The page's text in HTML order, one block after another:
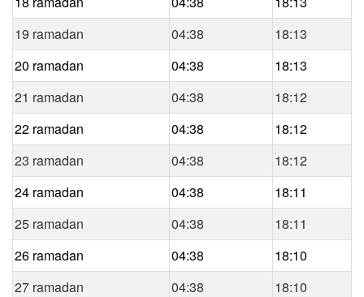
19 ramadan
04:38
18:13
20 ramadan
04:38
18:13
21 ramadan
04:38
18:12
22 ramadan
04:38
18:12
23 ramadan
04:38
18:12
24 ramadan
04:38
18:11
25 ramadan
04:38
18:11
26 ramadan
04:38
18:10
27 ramadan
04:38
18:10